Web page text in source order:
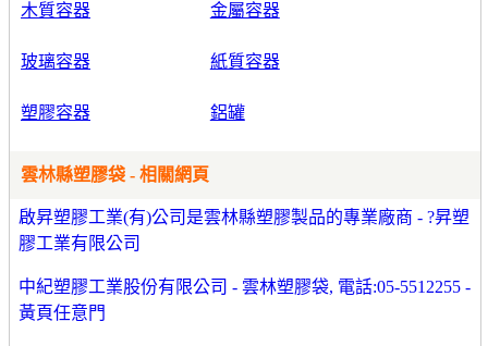
木質容器 金屬容器
玻璃容器 紙質容器
塑膠容器 鋁罐
雲林縣塑膠袋 - 相關網頁
啟昇塑膠工業(有)公司是雲林縣塑膠製品的專業廠商 - ?昇塑
膠工業有限公司
中紀塑膠工業股份有限公司 - 雲林塑膠袋, 電話:05-5512255 -
黃頁任意門